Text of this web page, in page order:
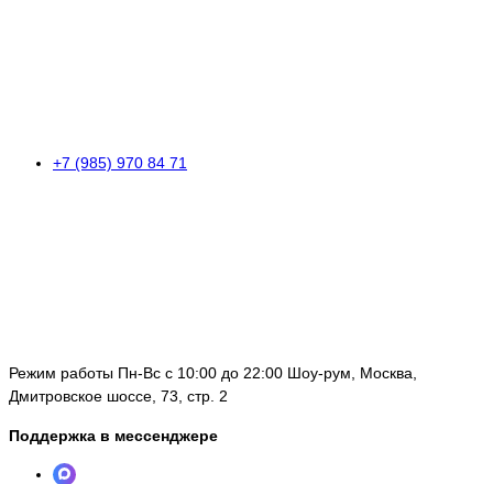
+7 (985) 970 84 71
Режим работы Пн-Вс с 10:00 до 22:00 Шоу-рум, Москва,
Дмитровское шоссе, 73, стр. 2
Поддержка в мессенджере